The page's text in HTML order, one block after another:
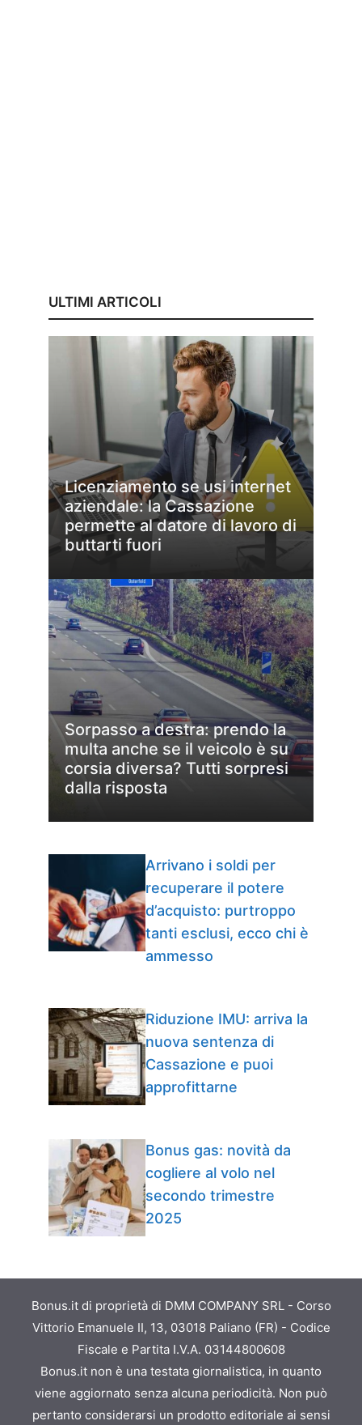
ULTIMI ARTICOLI
Licenziamento se usi internet
aziendale: la Cassazione
permette al datore di lavoro di
buttarti fuori
Sorpasso a destra: prendo la
multa anche se il veicolo è su
corsia diversa? Tutti sorpresi
dalla risposta
Arrivano i soldi per
recuperare il potere
d’acquisto: purtroppo
tanti esclusi, ecco chi è
ammesso
Riduzione IMU: arriva la
nuova sentenza di
Cassazione e puoi
approfittarne
Bonus gas: novità da
cogliere al volo nel
secondo trimestre
2025
Bonus.it di proprietà di DMM COMPANY SRL - Corso
Vittorio Emanuele II, 13, 03018 Paliano (FR) - Codice
Fiscale e Partita I.V.A. 03144800608
Bonus.it non è una testata giornalistica, in quanto
viene aggiornato senza alcuna periodicità. Non può
pertanto considerarsi un prodotto editoriale ai sensi